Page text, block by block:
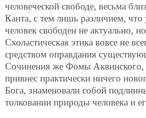
человеческой свободе, весьма
Канта, с тем лишь различием, что
человек свободен не актуально,
Схоластическая этика вовсе не
средством оправдания
Сочинения же Фомы Аквинского,
привнес практически ничего
Бога, знаменовали собой
толковании природы человека и